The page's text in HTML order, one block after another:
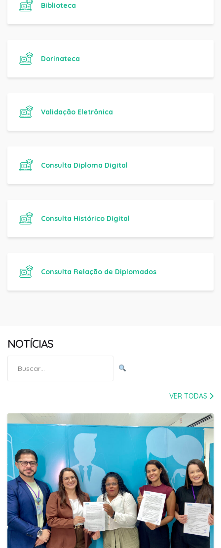
Biblioteca
Dorinateca
Validação Eletrônica
Consulta Diploma Digital
Consulta Histórico Digital
Consulta Relação de Diplomados
NOTÍCIAS
por:
VER TODAS